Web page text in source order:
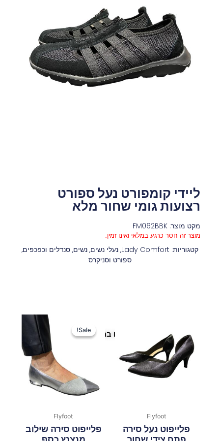
ליידי קומפורט נעל ספורט
רצועות גומי שחור מלא
מקט מוצר: FM062BBK
מוצר זה חסר כרגע במלאי ואינו זמין.
קטגוריות: Lady Comfort
, נעלי נשים, נשים, סנדלים וכפכפים,
ספורט וסניקרס
פריטים נוספים במיוחד בשבילך
Flyfoot
פלייפוט נעל סירה
Sale!
Sale!
Flyfoot
פלייפוט סירה שילוב
המחיר
המקורי
היה:
279 ₪.
המחיר
הנוכחי
הוא:
119 ₪.